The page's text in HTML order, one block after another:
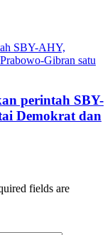
perintah SBY-
Demokrat dan
fields are